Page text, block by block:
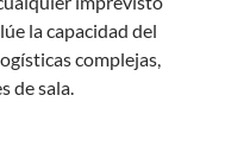
la capacidad del
complejas,
de sala.